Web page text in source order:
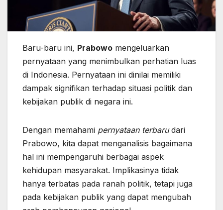
Baru-baru ini, Prabowo mengeluarkan
pernyataan yang menimbulkan perhatian luas
di Indonesia. Pernyataan ini dinilai memiliki
dampak signifikan terhadap situasi politik dan
kebijakan publik di negara ini.
Dengan memahami pernyataan terbarudari
Prabowo, kita dapat menganalisis bagaimana
hal ini mempengaruhi berbagai aspek
kehidupan masyarakat. Implikasinya tidak
hanya terbatas pada ranah politik, tetapi juga
pada kebijakan publik yang dapat mengubah